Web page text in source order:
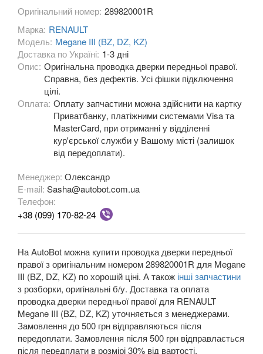
MERCEDES-BENZ
MINI
MITSUBISHI
NISSAN keyboard_arrow_down
OPEL keyboard_arrow_down
PEUGEOT
PORSCHE
RENAULT
Captur (J5)
Clio IV (BK, KH, J5)
Duster (FE, HS)
Fluence (L3, B3)
Espace IV (JK0)
Grand Espace IV (JK0)
Оригінальний номер: 289820001R
Марка: RENAULT
Модель: Megane III (BZ, DZ, KZ)
Доставка по Україні: 1-3 дні
Опис: Оригінальна проводка дверки передньої правої.
Справна, без дефектів. Усі фішки підключення
цілі.
Оплата: Оплату запчастини можна здійснити на картку
Приватбанку, платіжними системами Visa та
MasterCard, при отриманні у відділенні
кур'єрської служби у Вашому місті (залишок
від передоплати).
Менеджер: Олександр
E-mail: Sasha@autobot.com.ua
Телефон:
+38 (099) 170-82-24
На AutoBot можна купити проводка дверки передньої
правої з оригінальним номером 289820001R для Megane
III (BZ, DZ, KZ) по хорошій ціні. А також інші запчастини
з розборки, оригінальні б/у. Доставка та оплата
проводка дверки передньої правої для RENAULT
Megane III (BZ, DZ, KZ) уточняється з менеджерами.
Замовлення до 500 грн відправляються після
передоплати. Замовлення після 500 грн відправлається
після передплати в розмірі 30% від вартості.